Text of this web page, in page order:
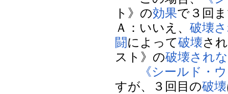
ト》の効果で３回
Ａ：いいえ、破壊
闘によって破壊さ
スト》の破壊され
《シールド・
すが、３回目の破壊